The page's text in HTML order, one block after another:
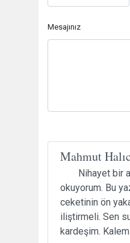
Mesajınız
Mahmut
Nihayet bir
okuyorum. Bu
ceketinin ön
iliştirmeli. Sen
kardeşim.